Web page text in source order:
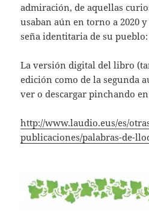
admiración, de aquellas
usaban aún en torno a 2020
seña identitaria de su
La versión digital del libro
edición como de la segunda
ver o descargar pinchando
http://www.laudio.eus/es/
publicaciones/palabras-de-